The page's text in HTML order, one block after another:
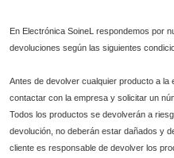
En Electrónica SoineL respondemos por
devoluciones según las siguientes
Antes de devolver cualquier producto a
contactar con la empresa y solicitar un
Todos los productos se devolverán a
devolución, no deberán estar dañados y
cliente es responsable de devolver los